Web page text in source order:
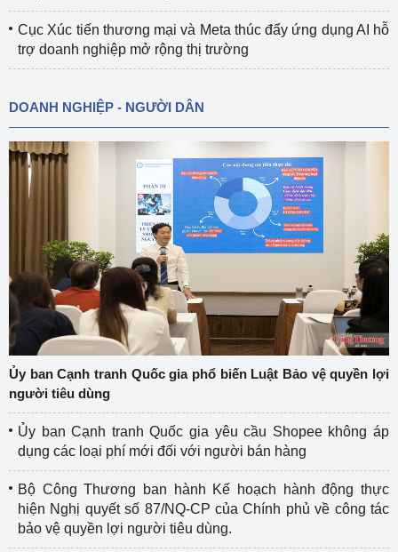
Cục Xúc tiến thương mại và Meta thúc đẩy ứng dụng AI hỗ
trợ doanh nghiệp mở rộng thị trường
DOANH NGHIỆP - NGƯỜI DÂN
Ủy ban Cạnh tranh Quốc gia phổ biến Luật Bảo vệ quyền lợi
người tiêu dùng
Ủy ban Cạnh tranh Quốc gia yêu cầu Shopee không áp
dụng các loại phí mới đối với người bán hàng
Bộ Công Thương ban hành Kế hoạch hành động thực
hiện Nghị quyết số 87/NQ-CP của Chính phủ về công tác
bảo vệ quyền lợi người tiêu dùng.